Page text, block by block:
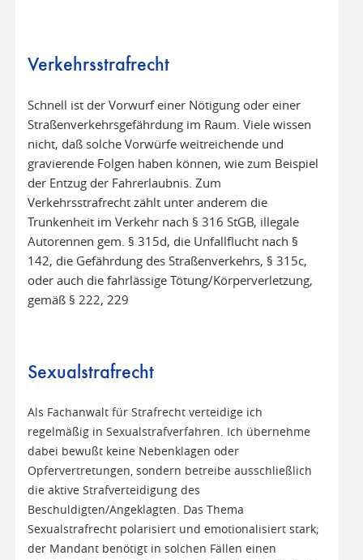
Verkehrsstrafrecht
Schnell ist der Vorwurf einer Nötigung oder einer
Straßenverkehrsgefährdung im Raum. Viele wissen
nicht, daß solche Vorwürfe weitreichende und
gravierende Folgen haben können, wie zum Beispiel
der Entzug der Fahrerlaubnis. Zum
Verkehrsstrafrecht zählt unter anderem die
Trunkenheit im Verkehr nach § 316 StGB, illegale
Autorennen gem. § 315d, die Unfallflucht nach §
142, die Gefährdung des Straßenverkehrs, § 315c,
oder auch die fahrlässige Tötung/Körperverletzung,
gemäß § 222, 229
Sexualstrafrecht
Als Fachanwalt für Strafrecht verteidige ich
regelmäßig in Sexualstrafverfahren. Ich übernehme
dabei bewußt keine Nebenklagen oder
Opfervertretungen, sondern betreibe ausschließlich
die aktive Strafverteidigung des
Beschuldigten/Angeklagten. Das Thema
Sexualstrafrecht polarisiert und emotionalisiert stark;
der Mandant benötigt in solchen Fällen einen